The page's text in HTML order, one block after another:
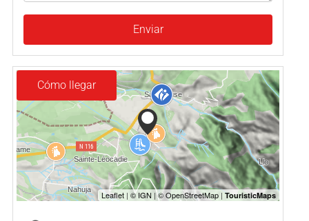
Enviar
Cómo llegar